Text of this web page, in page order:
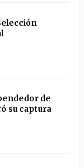
de
su captura